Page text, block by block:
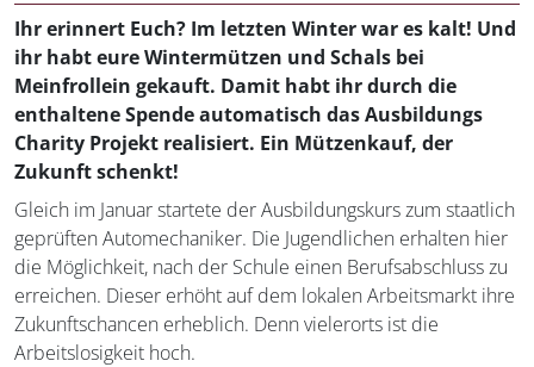
Ihr erinnert Euch? Im letzten Winter war es kalt! Und
ihr habt eure Wintermützen und Schals bei
Meinfrollein gekauft. Damit habt ihr durch die
enthaltene Spende automatisch das Ausbildungs
Charity Projekt realisiert. Ein Mützenkauf, der
Zukunft schenkt!
Gleich im Januar startete der Ausbildungskurs zum staatlich
geprüften Automechaniker. Die Jugendlichen erhalten hier
die Möglichkeit, nach der Schule einen Berufsabschluss zu
erreichen. Dieser erhöht auf dem lokalen Arbeitsmarkt ihre
Zukunftschancen erheblich. Denn vielerorts ist die
Arbeitslosigkeit hoch.